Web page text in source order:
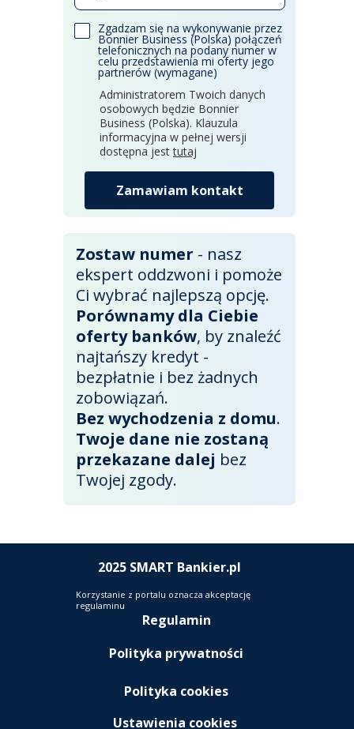
Zgadzam się na wykonywanie przez
Bonnier Business (Polska) połączeń
telefonicznych na podany numer w
celu przedstawienia mi oferty jego
partnerów (wymagane)
Administratorem Twoich danych
osobowych będzie Bonnier
Business (Polska). Klauzula
informacyjna w pełnej wersji
dostępna jesttutaj
Zamawiam kontakt
Zostaw numer - nasz
ekspert oddzwoni i pomoże
Ci wybrać najlepszą opcję.
Porównamy dla Ciebie
oferty banków, by znaleźć
najtańszy kredyt -
bezpłatnie i bez żadnych
zobowiązań.
Bez wychodzenia z domu.
Twoje dane nie zostaną
przekazane dalej bez
Twojej zgody.
2025 SMART Bankier.pl
Korzystanie z portalu oznacza akceptację
regulaminu
Regulamin
Polityka prywatności
Polityka cookies
Ustawienia cookies